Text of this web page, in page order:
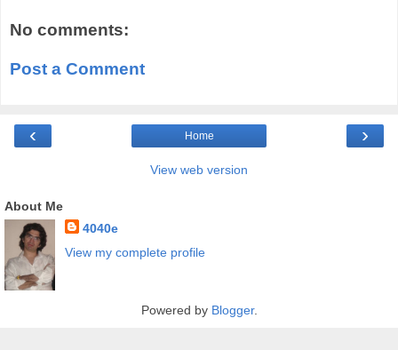
No comments:
Post a Comment
‹ ›
Home
View web version
About Me
4040e
View my complete profile
Powered by Blogger.